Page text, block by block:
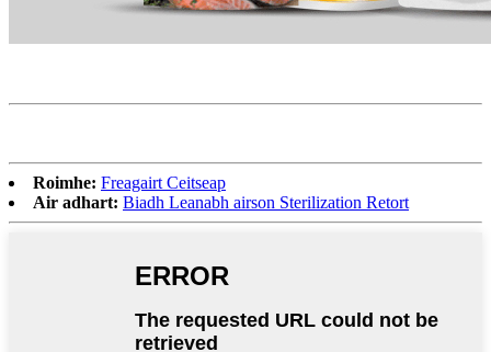
Roimhe: Freagairt Ceitseap
Air adhart: Biadh Leanabh airson Sterilization Retort